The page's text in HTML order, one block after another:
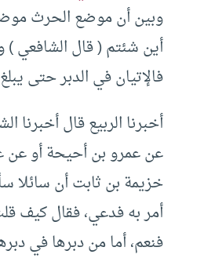
وبين أن موضع الحرث موضع
أين شئتم ( قال الشافعي )
فالإتيان في الدبر حتى
أخبرنا الربيع قال
عن عمرو بن أحيحة أو عن
خزيمة بن ثابت أن سائلا
أمر به فدعي، فقال كيف
فنعم، أما من دبرها في